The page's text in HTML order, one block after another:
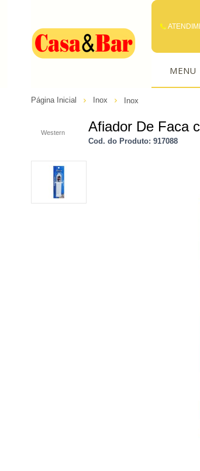
MENU
Página Inicial Inox Inox
Western Afiador De Faca
Cod. do Produto: 917088